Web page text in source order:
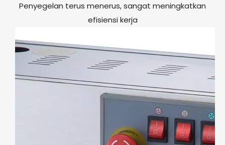
Penyegelan terus menerus, sangat meningkatkan
efisiensi kerja